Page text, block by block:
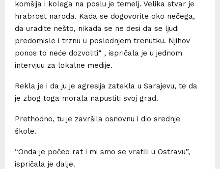
komšija i kolega na poslu je temelj. Velika stvar je
hrabrost naroda. Kada se dogovorite oko nečega,
da uradite nešto, nikada se ne desi da se ljudi
predomisle i trznu u poslednjem trenutku. Njihov
ponos to neće dozvoliti“ , ispričala je u jednom
intervjuu za lokalne medije.
Rekla je i da ju je agresija zatekla u Sarajevu, te da
je zbog toga morala napustiti svoj grad.
Prethodno, tu je završila osnovnu i dio srednje
škole.
“Onda je počeo rat i mi smo se vratili u Ostravu”,
ispričala je dalje.